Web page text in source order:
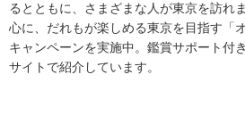
るとともに、さまざまな人が東京を訪れ
心に、だれもが楽しめる東京を目指す「
キャンペーンを実施中。鑑賞サポート付
サイトで紹介しています。